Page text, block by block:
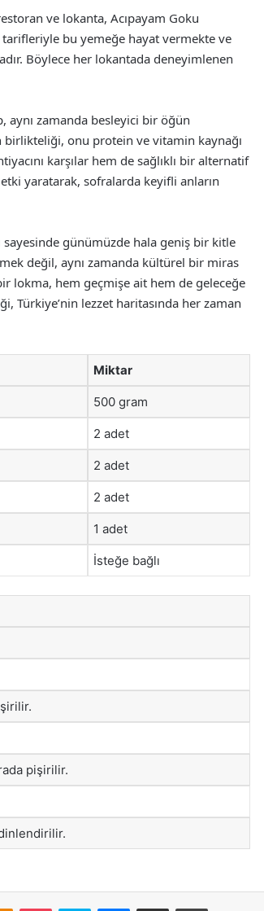
ve lokanta, Acıpayam Goku
tarifleriyle bu yemeğe hayat vermekte ve
Böylece her lokantada deneyimlenen
aynı zamanda besleyici bir öğün
birlikteliği, onu protein ve vitamin kaynağı
karşılar hem de sağlıklı bir alternatif
yaratarak, sofralarda keyifli anların
sayesinde günümüzde hala geniş bir kitle
değil, aynı zamanda kültürel bir miras
lokma, hem geçmişe ait hem de geleceğe
Türkiye’nin lezzet haritasında her zaman
Miktar
500 gram
2 adet
2 adet
2 adet
1 adet
İsteğe bağlı
pişirilir.
Odnoklassniki
Pocket Skype Messenger
E-Posta ile paylaş Yazdır